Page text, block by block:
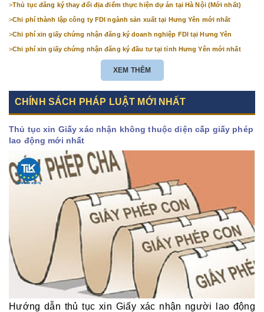
>Thủ tục đăng ký thay đổi địa điểm thực hiện dự án tại Hà Nội (Mới nhất)
>Chi phí thành lập công ty FDI ngành sản xuất tại Hưng Yên mới nhất
>Chi phí xin giấy chứng nhận đăng ký doanh nghiệp FDI tại Hưng Yên
>Chi phí xin giấy chứng nhận đăng ký đầu tư tại tỉnh Hưng Yên mới nhất
XEM THÊM
CHÍNH SÁCH PHÁP LUẬT MỚI NHẤT
Thủ tục xin Giấy xác nhận không thuộc diện cấp giấy phép
lao động mới nhất
Hướng dẫn thủ tục xin Giấy xác nhận người lao động